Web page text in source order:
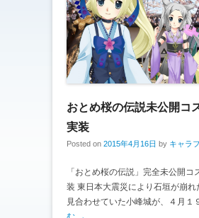
おとめ桜の伝説未公開コ
実装
Posted on 2015年4月16日 by キャラ
「おとめ桜の伝説」完全未公開コ
装 東日本大震災により石垣が崩れ
見合わせていた小峰城が、４月１